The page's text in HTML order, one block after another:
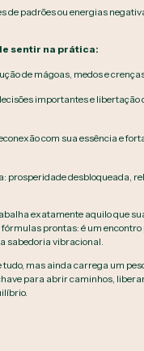
de padrões ou energias
sentir na prática:
de mágoas, medos e
importantes e libertação
com sua essência e
prosperidade desbloqueada,
exatamente aquilo que
prontas: é um
sabedoria vibracional.
tudo, mas ainda carrega um
para abrir caminhos,